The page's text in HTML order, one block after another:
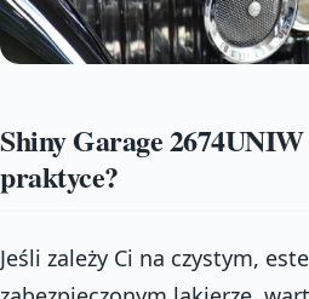
Shiny Garage
praktyce?
Jeśli zależy Ci na czystym,